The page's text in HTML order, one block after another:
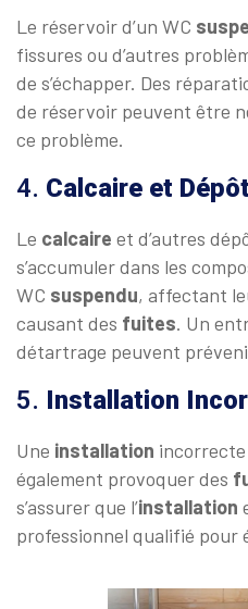
Le réservoir d’un WC
fissures ou d’autres
de s’échapper. Des
de réservoir peuvent être
ce problème.
4. Calcaire et
Le calcaire et d’autres
s’accumuler dans les
WC suspendu, affectant
causant des fuites. Un
détartrage peuvent
5. Installation
Une installation incorrecte
également provoquer des
s’assurer que l’installation
professionnel qualifié pour